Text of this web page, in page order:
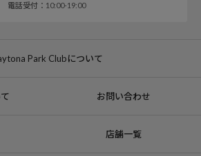
電話受付：10:00-19:00
Park Clubについて
お問い合わせ
店舗一覧